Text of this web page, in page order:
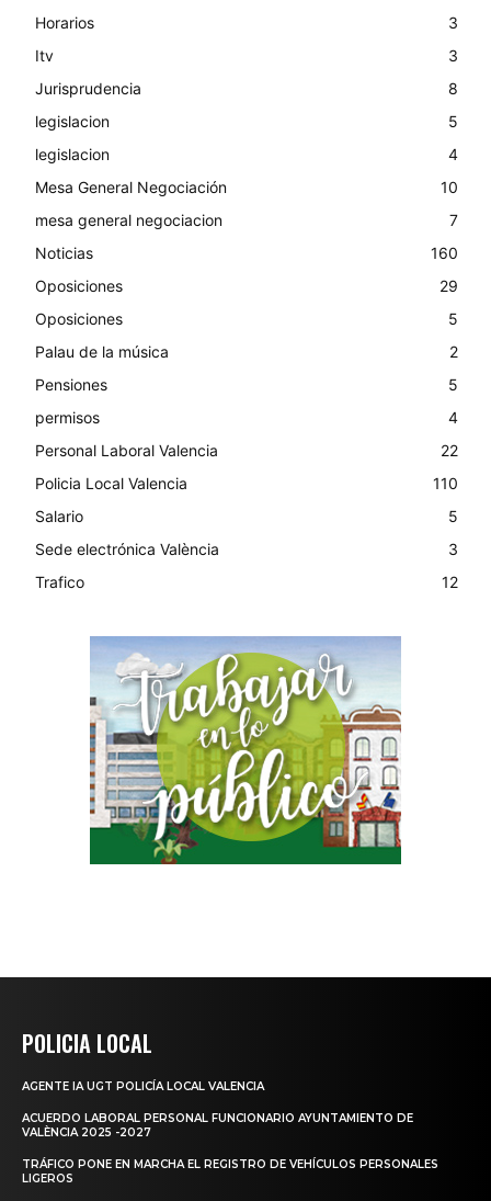
Horarios
3
Itv
3
Jurisprudencia
8
legislacion
5
legislacion
4
Mesa General Negociación
10
mesa general negociacion
7
Noticias
160
Oposiciones
29
Oposiciones
5
Palau de la música
2
Pensiones
5
permisos
4
Personal Laboral Valencia
22
Policia Local Valencia
110
Salario
5
Sede electrónica València
3
Trafico
12
POLICIA LOCAL
AGENTE IA UGT POLICÍA LOCAL VALENCIA
ACUERDO LABORAL PERSONAL FUNCIONARIO AYUNTAMIENTO DE
VALÈNCIA 2025 -2027
TRÁFICO PONE EN MARCHA EL REGISTRO DE VEHÍCULOS PERSONALES
LIGEROS